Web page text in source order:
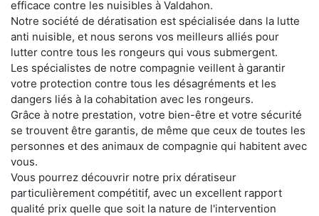
efficace contre les nuisibles à Valdahon.
Notre société de dératisation est spécialisée dans la lutte
anti nuisible, et nous serons vos meilleurs alliés pour
lutter contre tous les rongeurs qui vous submergent.
Les spécialistes de notre compagnie veillent à garantir
votre protection contre tous les désagréments et les
dangers liés à la cohabitation avec les rongeurs.
Grâce à notre prestation, votre bien-être et votre sécurité
se trouvent être garantis, de même que ceux de toutes les
personnes et des animaux de compagnie qui habitent avec
vous.
Vous pourrez découvrir notre prix dératiseur
particulièrement compétitif, avec un excellent rapport
qualité prix quelle que soit la nature de l'intervention